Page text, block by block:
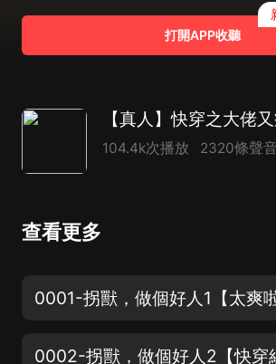
打開APP收聽
104.4k次播放 2320條聲音
查看更多
0001-拐獸，做個好人1【太爽啦